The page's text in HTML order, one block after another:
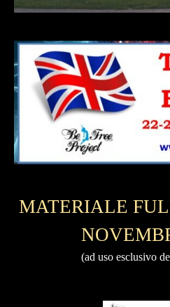
MATERIALE
(ad uso esclusivo